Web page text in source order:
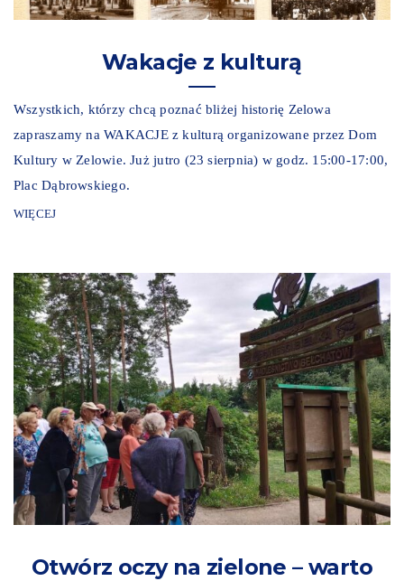
Wakacje z kulturą
Wszystkich, którzy chcą poznać bliżej historię Zelowa
zapraszamy na WAKACJE z kulturą organizowane przez Dom
Kultury w Zelowie. Już jutro (23 sierpnia) w godz. 15:00-17:00,
Plac Dąbrowskiego.
WIĘCEJ
Otwórz oczy na zielone – warto